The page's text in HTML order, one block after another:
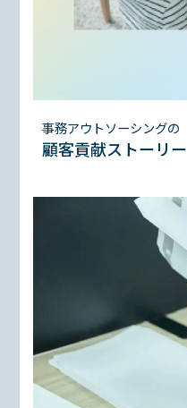
事務アウトソーシングの
顧客貢献ストーリー